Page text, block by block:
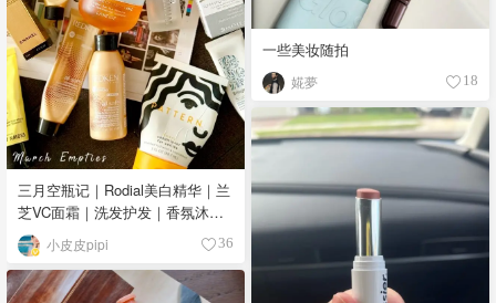
一些美妆随拍
婲夢 18
三月空瓶记｜Rodial美白精华｜兰
芝VC面霜｜洗发护发｜香氛沐浴
液
小皮皮pipi 36